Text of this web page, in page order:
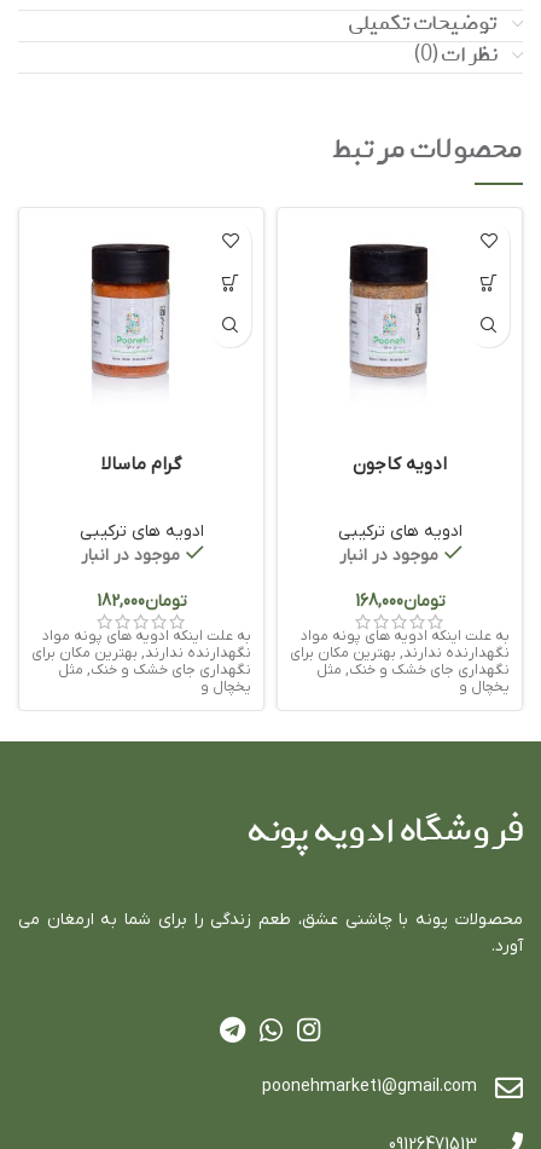
توضیحات تکمیلی
نظرات (0)
محصولات مرتبط
ادویه کاجون
ادویه های ترکیبی
موجود در انبار
تومان
به علت اینکه ادویه های پونه مواد
نگهدارنده ندارند, بهترین مکان برای
نگهداری جای خشک و خنک, مثل
یخچال و
گرام ماسالا
ادویه های ترکیبی
موجود در انبار
تومان
به علت اینکه ادویه های پونه مواد
نگهدارنده ندارند, بهترین مکان برای
نگهداری جای خشک و خنک, مثل
یخچال و
فروشگاه ادویه پونه
محصولات پونه با چاشني عشق، طعم زندگي را براي شما به ارمغان مي
آورد.
poonehmarket1@gmail.com